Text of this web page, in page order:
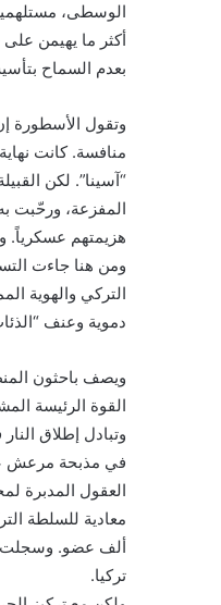
الوسطى، مستلهمين
أكثر ما يهيمن على
بعدم السماح
وتقول الأسطورة
منافسة. كانت
“آسينا”. لكن
المفزعة، ورحّبت
هزيمتهم عسكرياً.
ومن هنا جاءت
التركي والهوية
دموية وعنف
ويصف باحثون
القوة الرئيسة
وتبادل إطلاق
تركيا.